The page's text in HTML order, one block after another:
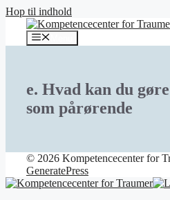
Hop til indhold
e. Hvad kan du gøre
som pårørende
© 2026 Kompetencecenter for
GeneratePress